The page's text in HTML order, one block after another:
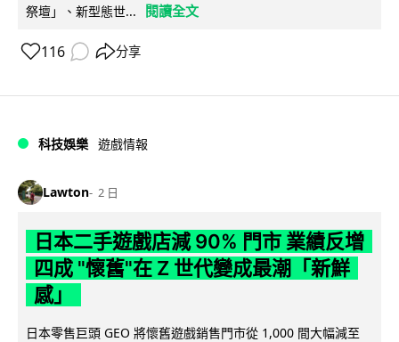
祭壇」、新型態世...
閱讀全文
116 分享
科技娛樂 遊戲情報
Lawton 2 日
日本二手遊戲店減 90% 門市 業績反增
四成 "懷舊"在 Z 世代變成最潮「新鮮
感」
日本零售巨頭 GEO 將懷舊遊戲銷售門市從 1,000 間大幅減至